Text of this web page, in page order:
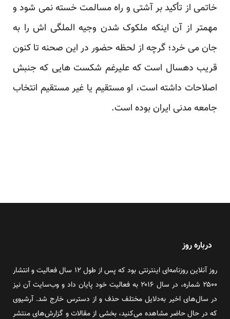
خاتمی از تأکید بر آشتی و راه مسالمت خسته نمی شود و
مهمتر از آن اینکه ملکوک شدن وجیه الملگی اش را به
جان می خرد؛ گرچه از لحظه حضور در این صحنه تا کنون
قریب دهسال است که علیرغم شکست هایی که جنبش
اصلاحات داشته است، او مستقیم یا غیر مستقیم انتخاب
جامعه مدنی ایران بوده است.
درباره روز
روز آنلاین روزنامه‌ای اینترنتی بود که پس از طول ۱۲ سال فعالیت و انتشار
۲۵۰۰ شماره، در سال ۲۰۱۶ به فعالیت خود پایان داد و وب‌سایت آن نیز
در سال‌های اخیر به‌دلایل مختلف حذف و از دسترس خارج شد. آرشیوی
که در حال حاضر مشاهده می‌کنید، بخشی از مقالات و گزارش‌های منتشر